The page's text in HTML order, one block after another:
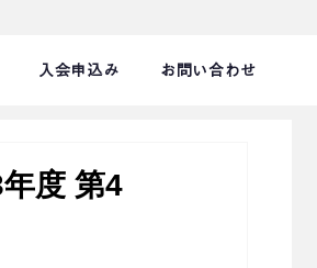
入会申込み お問い合わせ
度 第4